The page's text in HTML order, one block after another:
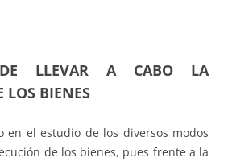
LLEVAR A CABO LA
LOS BIENES
en el estudio de los diversos modos
de los bienes, pues frente a la